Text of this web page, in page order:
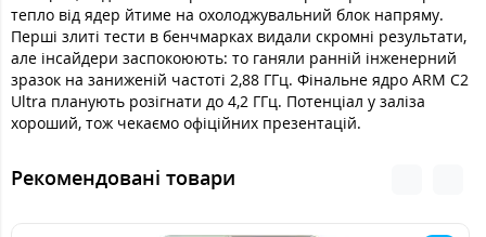
тепло від ядер йтиме на охолоджувальний блок напряму.
Перші злиті тести в бенчмарках видали скромні результати,
але інсайдери заспокоюють: то ганяли ранній інженерний
зразок на заниженій частоті 2,88 ГГц. Фінальне ядро ARM C2
Ultra планують розігнати до 4,2 ГГц. Потенціал у заліза
хороший, тож чекаємо офіційних презентацій.
Рекомендовані товари